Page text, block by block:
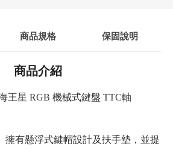
商品規格 保固說明
商品介紹
王星 RGB 機械式鍵盤 TTC軸
擁有懸浮式鍵帽設計及扶手墊，並提